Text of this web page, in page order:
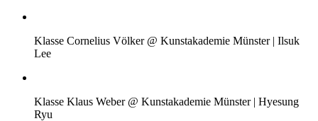
Klasse Cornelius Völker @ Kunstakademie Münster | Ilsuk
Lee
Klasse Klaus Weber @ Kunstakademie Münster | Hyesung
Ryu